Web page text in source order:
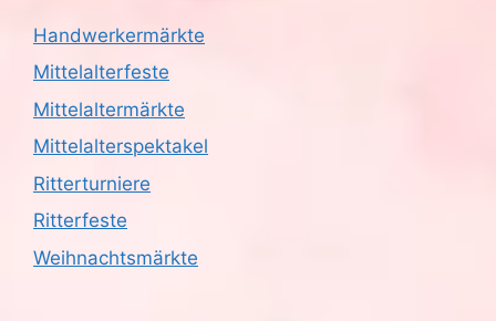
Handwerkermärkte
Mittelalterfeste
Mittelaltermärkte
Mittelalterspektakel
Ritterturniere
Ritterfeste
Weihnachtsmärkte